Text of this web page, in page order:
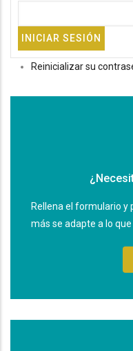
Reinicializar su
Rellena el formulario y
más se adapte a lo